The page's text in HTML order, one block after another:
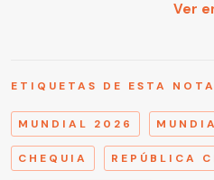
Ver
ETIQUETAS DE ESTA NOTA
MUNDIAL 2026
CHEQUIA REPÚBLICA